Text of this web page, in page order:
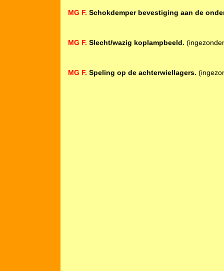
MG F. Schokdemper bevestiging aan de
MG F. Slecht/wazig koplampbeeld.
MG F. Speling op de achterwiellagers.